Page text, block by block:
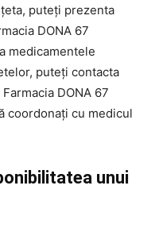
puteți prezenta
DONA 67
medicamentele
puteți contacta
DONA 67
coordonați cu medicul
unui